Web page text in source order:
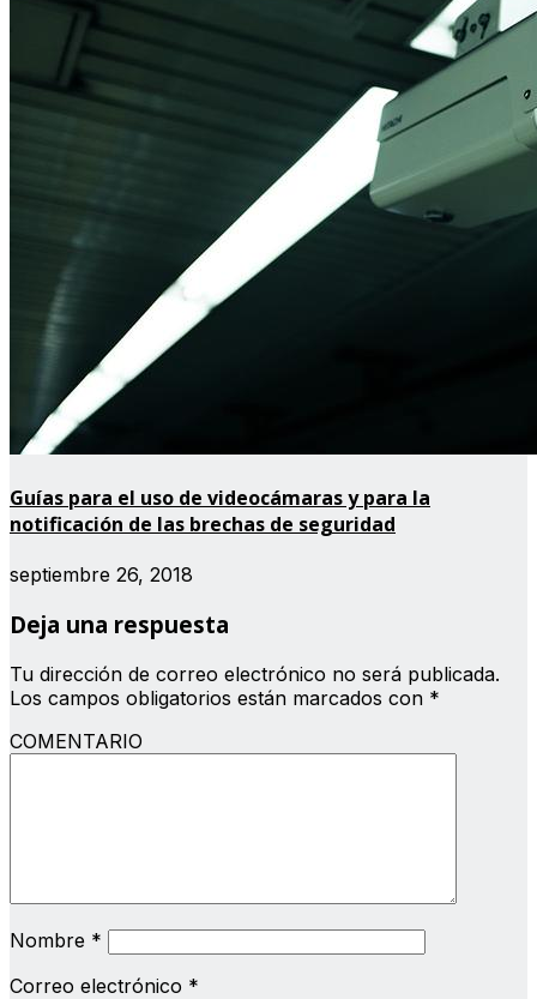
Guías para el uso de videocámaras y para la
notificación de las brechas de seguridad
septiembre 26, 2018
Deja una respuesta
Tu dirección de correo electrónico no será publicada.
Los campos obligatorios están marcados con *
COMENTARIO
Nombre *
Correo electrónico *